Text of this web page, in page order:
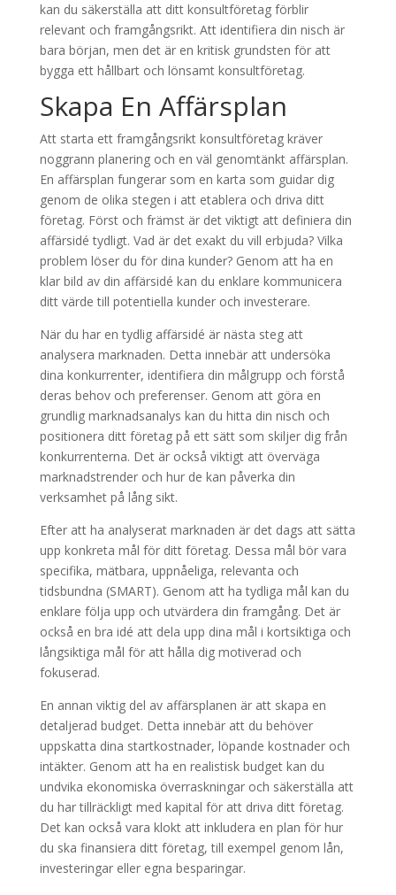
kan du säkerställa att ditt konsultföretag förblir
relevant och framgångsrikt. Att identifiera din nisch är
bara början, men det är en kritisk grundsten för att
bygga ett hållbart och lönsamt konsultföretag.
Skapa En Affärsplan
Att starta ett framgångsrikt konsultföretag kräver
noggrann planering och en väl genomtänkt affärsplan.
En affärsplan fungerar som en karta som guidar dig
genom de olika stegen i att etablera och driva ditt
företag. Först och främst är det viktigt att definiera din
affärsidé tydligt. Vad är det exakt du vill erbjuda? Vilka
problem löser du för dina kunder? Genom att ha en
klar bild av din affärsidé kan du enklare kommunicera
ditt värde till potentiella kunder och investerare.
När du har en tydlig affärsidé är nästa steg att
analysera marknaden. Detta innebär att undersöka
dina konkurrenter, identifiera din målgrupp och förstå
deras behov och preferenser. Genom att göra en
grundlig marknadsanalys kan du hitta din nisch och
positionera ditt företag på ett sätt som skiljer dig från
konkurrenterna. Det är också viktigt att överväga
marknadstrender och hur de kan påverka din
verksamhet på lång sikt.
Efter att ha analyserat marknaden är det dags att sätta
upp konkreta mål för ditt företag. Dessa mål bör vara
specifika, mätbara, uppnåeliga, relevanta och
tidsbundna (SMART). Genom att ha tydliga mål kan du
enklare följa upp och utvärdera din framgång. Det är
också en bra idé att dela upp dina mål i kortsiktiga och
långsiktiga mål för att hålla dig motiverad och
fokuserad.
En annan viktig del av affärsplanen är att skapa en
detaljerad budget. Detta innebär att du behöver
uppskatta dina startkostnader, löpande kostnader och
intäkter. Genom att ha en realistisk budget kan du
undvika ekonomiska överraskningar och säkerställa att
du har tillräckligt med kapital för att driva ditt företag.
Det kan också vara klokt att inkludera en plan för hur
du ska finansiera ditt företag, till exempel genom lån,
investeringar eller egna besparingar.